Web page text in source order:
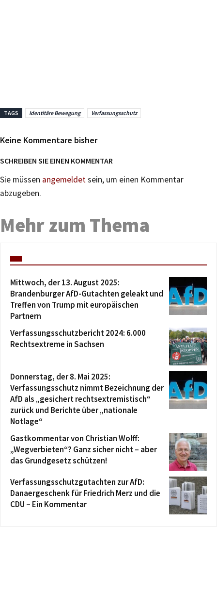
TAGS Identitäre Bewegung Verfassungsschutz
Keine Kommentare bisher
SCHREIBEN SIE EINEN KOMMENTAR
Sie müssen angemeldetsein, um einen Kommentar
abzugeben.
Mehr zum Thema
Mittwoch, der 13. August 2025:
Brandenburger AfD-Gutachten geleakt und
Treffen von Trump mit europäischen
Partnern
Verfassungsschutzbericht 2024: 6.000
Rechtsextreme in Sachsen
Donnerstag, der 8. Mai 2025:
Verfassungsschutz nimmt Bezeichnung der
AfD als „gesichert rechtsextremistisch“
zurück und Berichte über „nationale
Notlage“
Gastkommentar von Christian Wolff:
„Wegverbieten“? Ganz sicher nicht – aber
das Grundgesetz schützen!
Verfassungsschutzgutachten zur AfD:
Danaergeschenk für Friedrich Merz und die
CDU – Ein Kommentar